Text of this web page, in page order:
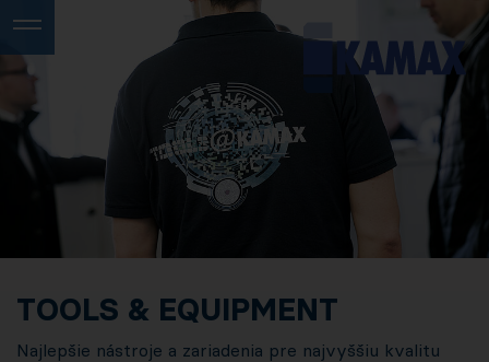
TOOLS & EQUIPMENT
Najlepšie nástroje a zariadenia pre najvyššiu kvalitu